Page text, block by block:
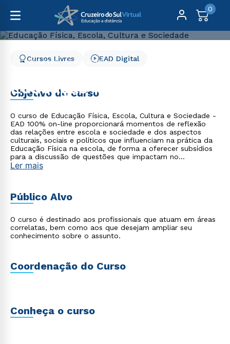
0
Cursos Livres
Educação
Educação Física, Escola,
Cultura e Sociedade
Cursos Livres EAD Digital
Objetivo do curso
O curso de Educação Física, Escola, Cultura e Sociedade -
EAD 100% on-line proporcionará momentos de reflexão
das relações entre escola e sociedade e dos aspectos
culturais, sociais e políticos que influenciam na prática da
Educação Física na escola, de forma a oferecer subsídios
para a discussão de questões que impactam no
desenvolvimento dos currículos escolares e em especial da
Ler mais
Público Alvo
O curso é destinado aos profissionais que atuam em áreas
correlatas, bem como aos que desejam ampliar seu
conhecimento sobre o assunto.
Coordenação do Curso
Conheça o curso